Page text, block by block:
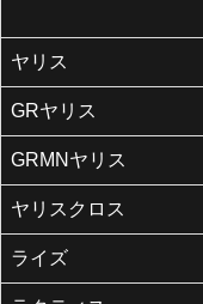
ヤリス
GRヤリス
GRMNヤリス
ヤリスクロス
ライズ